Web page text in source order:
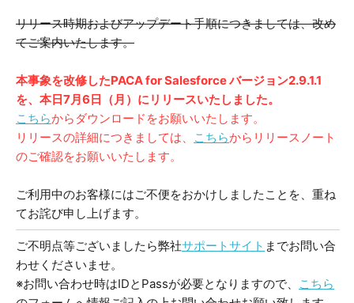
リリース時期およびアップデート手順につきましては、改め
てご案内いたします。
本事象を改修したPACA for Salesforce バージョン2.9.1.1
を、本日7月6日（月）にリリースいたしました。
こちらからダウンロードをお願いいたします。
リリースの詳細につきましては、
こちらからリリースノート
のご確認をお願いいたします。
ご利用中のお客様にはご不便をおかけしましたことを、重ね
てお詫び申し上げます。
ご不明点等ございましたら弊社サポートサイト までお問い合
わせくださいませ。
※お問い合わせ時はIDとPassが必要となりますので、
こちら